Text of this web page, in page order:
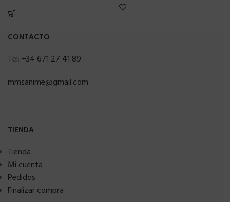
CONTACTO
Tel: +34 671 27 41 89
mmsanime@gmail.com
TIENDA
Tienda
Mi cuenta
Pedidos
Finalizar compra